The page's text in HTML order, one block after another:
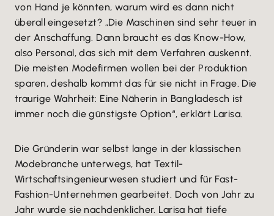
von Hand je könnten, warum wird es dann nicht
überall eingesetzt? „Die Maschinen sind sehr teuer in
der Anschaffung. Dann braucht es das Know-How,
also Personal, das sich mit dem Verfahren auskennt.
Die meisten Modefirmen wollen bei der Produktion
sparen, deshalb kommt das für sie nicht in Frage. Die
traurige Wahrheit: Eine Näherin in Bangladesch ist
immer noch die günstigste Option“, erklärt Larisa.
Die Gründerin war selbst lange in der klassischen
Modebranche unterwegs, hat Textil-
Wirtschaftsingenieurwesen studiert und für Fast-
Fashion-Unternehmen gearbeitet. Doch von Jahr zu
Jahr wurde sie nachdenklicher. Larisa hat tiefe